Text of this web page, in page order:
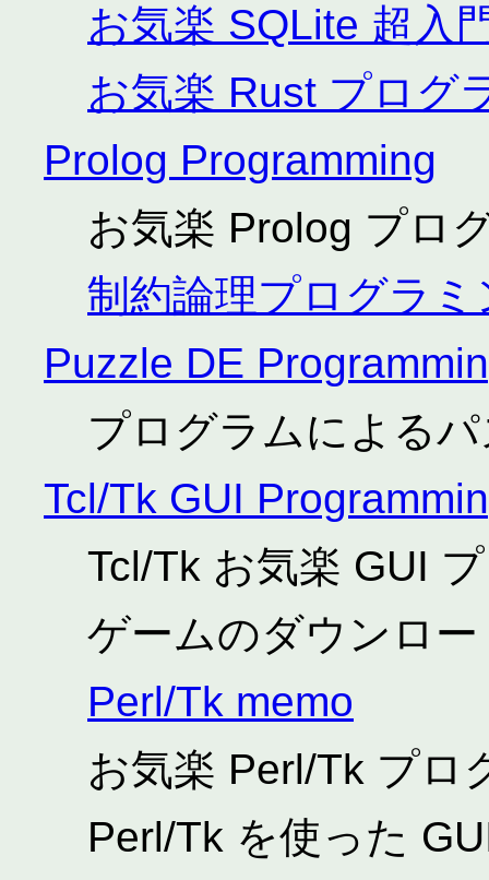
お気楽 SQLite 超入
お気楽 Rust プログ
Prolog Programming
お気楽 Prolog プロ
制約論理プログラ
Puzzle DE
プログラムによる
Tcl/Tk GUI
Tcl/Tk お気楽 GUI
ゲームのダウンロー
Perl/Tk memo
お気楽 Perl/Tk プロ
Perl/Tk を使った